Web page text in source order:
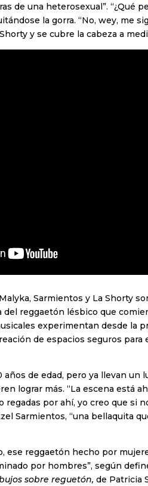
de una heterosexual”. “¿Qué
la gorra. “No, wey, me
y se cubre la cabeza a
Sarmientos y La Shorty
reggaetón lésbico que
experimentan desde la
de espacios seguros para
de edad, pero ya llevan un
lograr más. “La escena está
regadas por ahí, yo creo que si
Sarmientos, “una bellaquita
ese reggaetón hecho por
por hombres”, según
sobre reguetón, de Patricia